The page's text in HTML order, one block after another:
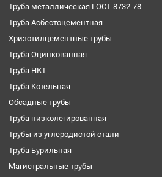
Труба металлическая ГОСТ 8732-78
Труба Асбестоцементная
Хризотилцементные трубы
Труба Оцинкованная
Труба НКТ
Труба Котельная
Обсадные трубы
Труба низколегированная
Трубы из углеродистой стали
Труба Бурильная
Магистральные трубы